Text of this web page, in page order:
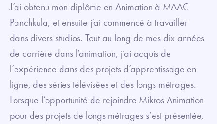
J’ai obtenu mon diplôme en Animation à MAAC
Panchkula, et ensuite j’ai commencé à travailler
dans divers studios. Tout au long de mes dix années
de carrière dans l’animation, j’ai acquis de
l’expérience dans des projets d’apprentissage en
ligne, des séries télévisées et des longs métrages.
Lorsque l’opportunité de rejoindre Mikros Animation
pour des projets de longs métrages s’est présentée,